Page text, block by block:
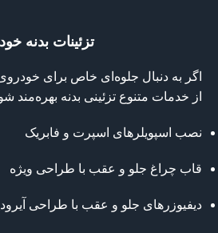
تزئینات بدنه
اگر به دنبال جلوه‌ای خاص برای
از خدمات متنوع تزئینی بدنه بهره‌مند
نصب اسپویلرهای اسپرت و فابریک
قاب چراغ جلو و عقب با طراحی ویژه
دیفیوزرهای جلو و عقب با طراحی